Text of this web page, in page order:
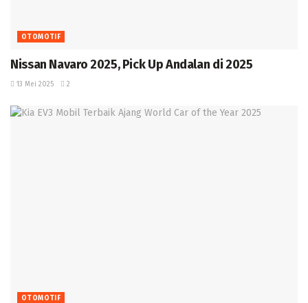
OTOMOTIF
Nissan Navaro 2025, Pick Up Andalan di 2025 ‎
13 Mei 2025 2
OTOMOTIF